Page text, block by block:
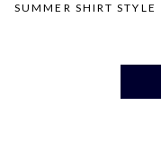
SUMMER SHIRT STYLE